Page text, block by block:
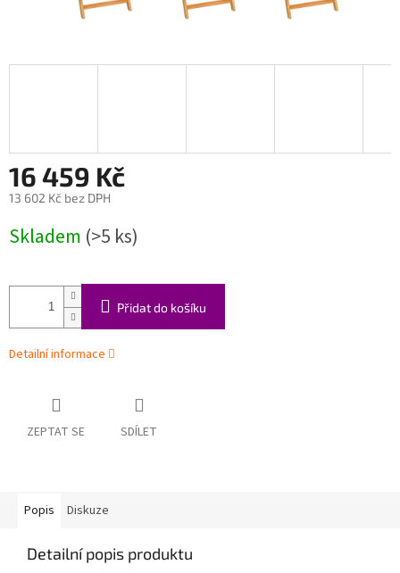
16 459 Kč
13 602 Kč bez DPH
cena:
Skladem (>5 ks)
Přidat do košíku
Detailní informace
ZEPTAT SE SDÍLET
Popis Diskuze
Detailní popis produktu